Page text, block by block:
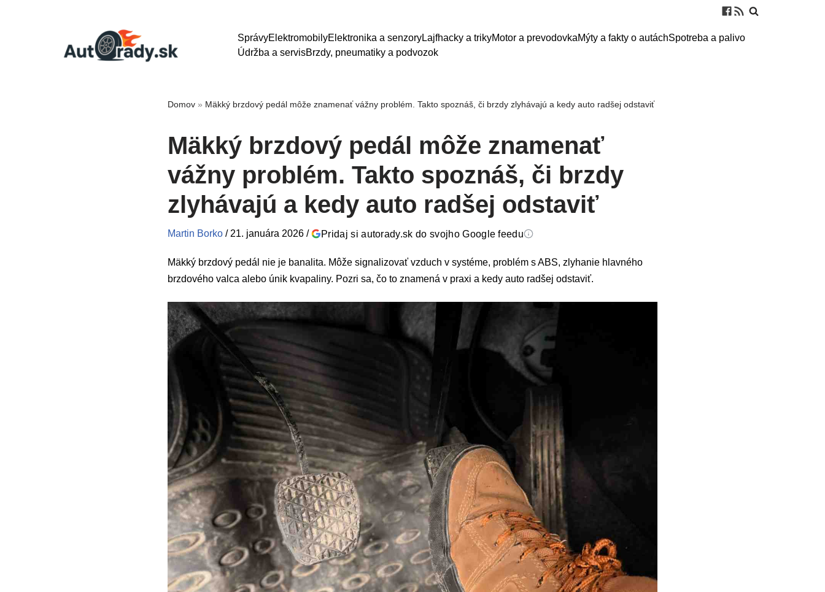
SprávyElektromobilyElektronika a senzoryLajfhacky a trikyMotor a prevodovkaMýty a fakty o autáchSpotreba a palivo
Údržba a servisBrzdy, pneumatiky a podvozok
Domov » Mäkký brzdový pedál môže znamenať vážny problém. Takto spoznáš, či brzdy zlyhávajú a kedy auto radšej odstaviť
Mäkký brzdový pedál môže znamenať
vážny problém. Takto spoznáš, či brzdy
zlyhávajú a kedy auto radšej odstaviť
Martin Borko / 21. januára 2026 / Pridaj si autorady.sk do svojho Google feedu
Mäkký brzdový pedál nie je banalita. Môže signalizovať vzduch v systéme, problém s ABS, zlyhanie hlavného
brzdového valca alebo únik kvapaliny. Pozri sa, čo to znamená v praxi a kedy auto radšej odstaviť.